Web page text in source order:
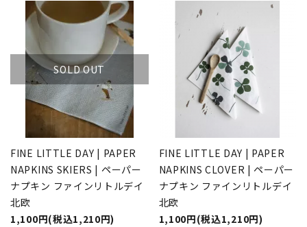
SOLD OUT
FINE LITTLE DAY | PAPER
NAPKINS SKIERS | ペーパー
ナプキン ファインリトルデイ
北欧
1,100円(税込1,210円)
FINE LITTLE DAY | PAPER
NAPKINS CLOVER | ペーパー
ナプキン ファインリトルデイ
北欧
1,100円(税込1,210円)